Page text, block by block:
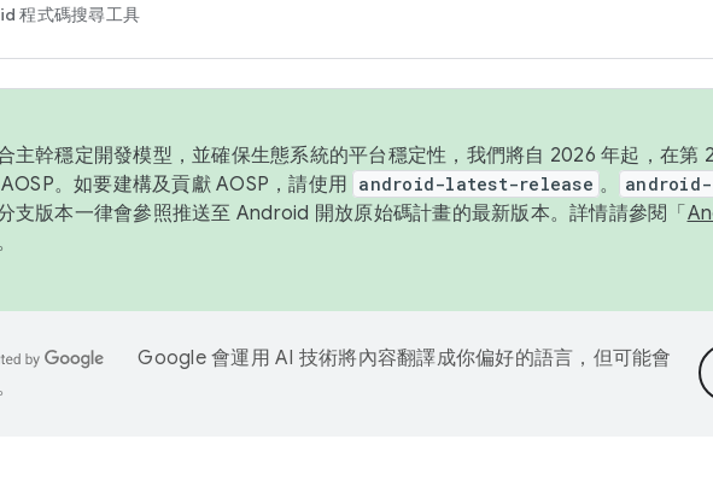
程式碼搜尋工具
主幹穩定開發模型，並確保生態系統的平台穩定性，我們將自 2026 年起，在第
。如要建構及貢獻 AOSP，請使用 android-latest-release 。
支版本一律會參照推送至 Android 開放原始碼計畫的最新版本。詳情請參閱「
Google 會運用 AI 技術將內容翻譯成你偏好的語言，但可能會